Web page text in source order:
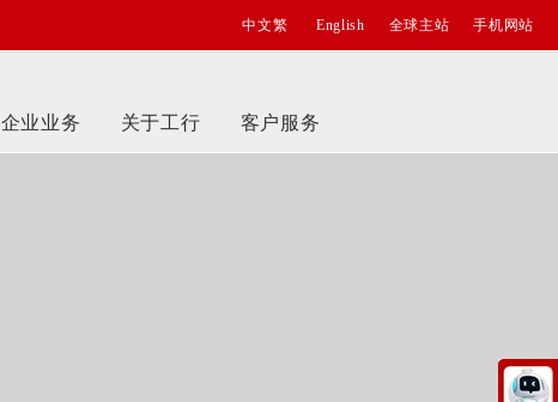
中文繁 English 全球主站 手机网站
企业业务 关于工行 客户服务